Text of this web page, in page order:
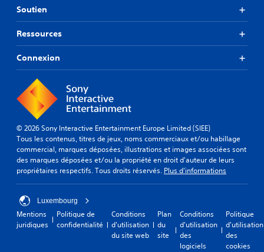
Soutien
Ressources
Connexion
© 2026 Sony Interactive Entertainment Europe Limited (SIEE)
Tous les contenus, titres de jeux, noms commerciaux et/ou habillage
commercial, marques déposées, illustrations et images associées sont
des marques déposées et/ou la propriété en droit d'auteur de leurs
propriétaires respectifs. Tous droits réservés. Plus d'informations
Luxembourg
Mentions
juridiques
Politique de
confidentialité
Conditions
d'utilisation
du site web
Plan
du
site
Conditions
d'utilisation
des
logiciels
Politique
d'utilisation
des
cookies